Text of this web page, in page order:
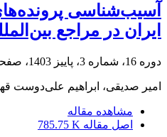
آسیب‌شناسی
ایران در مراجع
دوره 16، شماره 3، پاییز 1403، صفحه
امیر صدیقی، ابراهیم علی‌دوست
مشاهده مقاله
اصل مقاله 785.75 K